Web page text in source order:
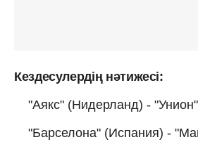
Кездесулердің нәтижесі:
"Аякс" (Нидерланд) -
"Барселона" (Испания) -